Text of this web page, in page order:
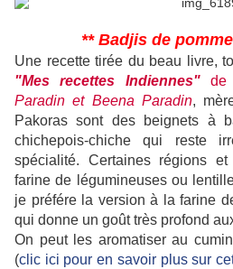
** Badjis de
Une recette tirée du beau livre,
"Mes recettes Indiennes"de
Paradin et Beena Paradin,
Pakoras sont des beignets à
chichepois-chiche qui reste
spécialité. Certaines régions
farine de légumineuses ou
je préfére la version à la farine
qui donne un goût très profond
On peut les aromatiser au
(clic ici pour en savoir plus sur